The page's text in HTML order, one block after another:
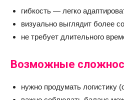
гибкость — легко
визуально выглядит более
не требует длительного
Возможные
нужно продумать логистику